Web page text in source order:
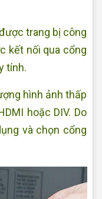
trang bị công
kết nối qua cổng
tính.
hình ảnh thấp
hoặc DIV. Do
và chọn cổng